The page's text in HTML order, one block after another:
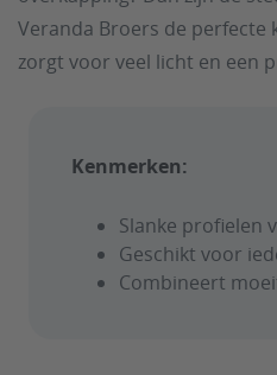
Veranda Broers de perfecte
zorgt voor veel licht en een
Kenmerken:
Slanke profielen
Geschikt voor
Combineert